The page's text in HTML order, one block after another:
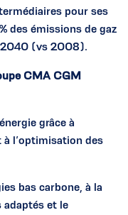
pour ses
des émissions de gaz
2040 (vs 2008).
CMA CGM
grâce à
à l’optimisation des
bas carbone, à la
adaptés et le